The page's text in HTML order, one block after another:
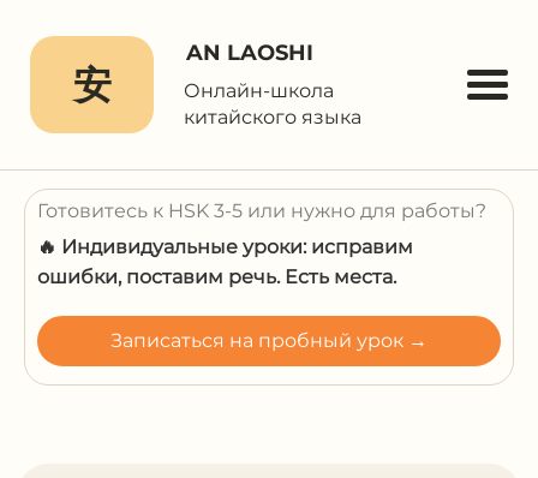
安
AN LAOSHI
Онлайн-школа
китайского языка
Готовитесь к HSK 3-5 или нужно для работы?
🔥 Индивидуальные уроки: исправим
ошибки, поставим речь. Есть места.
Записаться на пробный урок →